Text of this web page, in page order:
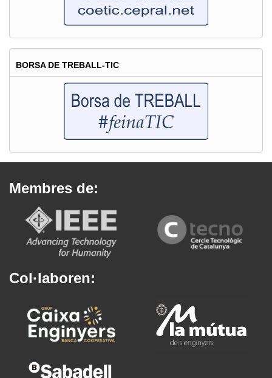
BORSA DE TREBALL-TIC
Membres de:
Col·laboren: